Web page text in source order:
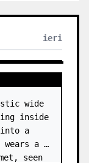
ieri
wide
inside
into a
a
seen